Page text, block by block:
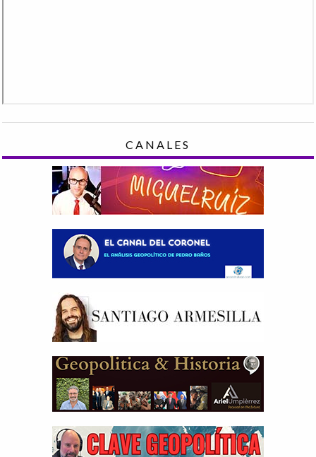
CANALES